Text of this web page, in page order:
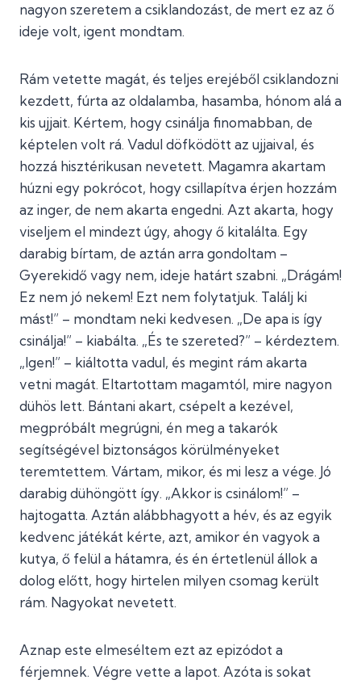
nagyon szeretem a csiklandozást, de mert ez az ő
ideje volt, igent mondtam.
Rám vetette magát, és teljes erejéből csiklandozni
kezdett, fúrta az oldalamba, hasamba, hónom alá a
kis ujjait. Kértem, hogy csinálja finomabban, de
képtelen volt rá. Vadul döfködött az ujjaival, és
hozzá hisztérikusan nevetett. Magamra akartam
húzni egy pokrócot, hogy csillapítva érjen hozzám
az inger, de nem akarta engedni. Azt akarta, hogy
viseljem el mindezt úgy, ahogy ő kitalálta. Egy
darabig bírtam, de aztán arra gondoltam –
Gyerekidő vagy nem, ideje határt szabni. „Drágám!
Ez nem jó nekem! Ezt nem folytatjuk. Találj ki
mást!” – mondtam neki kedvesen. „De apa is így
csinálja!” – kiabálta. „És te szereted?” – kérdeztem.
„Igen!” – kiáltotta vadul, és megint rám akarta
vetni magát. Eltartottam magamtól, mire nagyon
dühös lett. Bántani akart, csépelt a kezével,
megpróbált megrúgni, én meg a takarók
segítségével biztonságos körülményeket
teremtettem. Vártam, mikor, és mi lesz a vége. Jó
darabig dühöngött így. „Akkor is csinálom!” –
hajtogatta. Aztán alábbhagyott a hév, és az egyik
kedvenc játékát kérte, azt, amikor én vagyok a
kutya, ő felül a hátamra, és én értetlenül állok a
dolog előtt, hogy hirtelen milyen csomag került
rám. Nagyokat nevetett.
Aznap este elmeséltem ezt az epizódot a
férjemnek. Végre vette a lapot. Azóta is sokat